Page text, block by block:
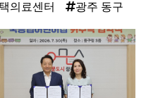
의료센터 광주 동구